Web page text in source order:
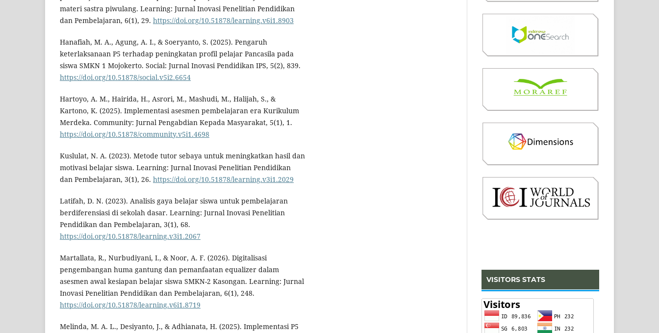
materi sastra piwulang. Learning: Jurnal Inovasi Penelitian Pendidikan
dan Pembelajaran, 6(1), 29. https://doi.org/10.51878/learning.v6i1.8903
Hanafiah, M. A., Agung, A. I., & Soeryanto, S. (2025). Pengaruh
keterlaksanaan P5 terhadap peningkatan profil pelajar Pancasila pada
siswa SMKN 1 Mojokerto. Social: Jurnal Inovasi Pendidikan IPS, 5(2), 839.
https://doi.org/10.51878/social.v5i2.6654
Hartoyo, A. M., Hairida, H., Asrori, M., Mashudi, M., Halijah, S., &
Kartono, K. (2025). Implementasi asesmen pembelajaran era Kurikulum
Merdeka. Community: Jurnal Pengabdian Kepada Masyarakat, 5(1), 1.
https://doi.org/10.51878/community.v5i1.4698
Kuslulat, N. A. (2023). Metode tutor sebaya untuk meningkatkan hasil dan
motivasi belajar siswa. Learning: Jurnal Inovasi Penelitian Pendidikan
dan Pembelajaran, 3(1), 26. https://doi.org/10.51878/learning.v3i1.2029
Latifah, D. N. (2023). Analisis gaya belajar siswa untuk pembelajaran
berdiferensiasi di sekolah dasar. Learning: Jurnal Inovasi Penelitian
Pendidikan dan Pembelajaran, 3(1), 68.
https://doi.org/10.51878/learning.v3i1.2067
Martallata, R., Nurbudiyani, I., & Noor, A. F. (2026). Digitalisasi
pengembangan huma gantung dan pemanfaatan equalizer dalam
asesmen awal kesiapan belajar siswa SMKN-2 Kasongan. Learning: Jurnal
Inovasi Penelitian Pendidikan dan Pembelajaran, 6(1), 248.
https://doi.org/10.51878/learning.v6i1.8719
Melinda, M. A. L., Desiyanto, J., & Adhianata, H. (2025). Implementasi P5
VISITORS STATS